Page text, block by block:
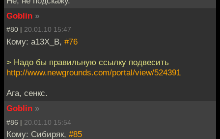
Goblin »
#80 | 20.01.10 15:47
Кому: a13X_B, #76
> Надо бы правильную ссылку подвесить
http://www.newgrounds.com/portal/view/524391
Ага, сенкс.
Goblin »
#86 | 20.01.10 15:54
Кому: Сибиряк, #85